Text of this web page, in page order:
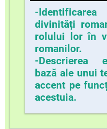
-
divinități
rolului lor în
romanilor.
-Descrierea
bază ale unui
accent pe
acestuia.